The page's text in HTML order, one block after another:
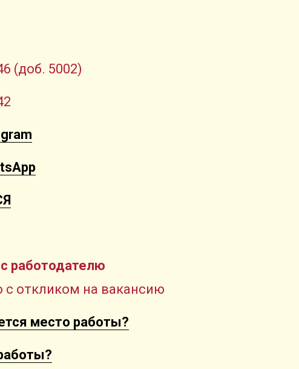
(доб. 5002)
работодателю
с откликом на вакансию
место работы?